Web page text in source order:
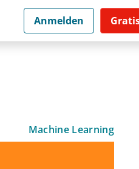
Anmelden
Machine Learning